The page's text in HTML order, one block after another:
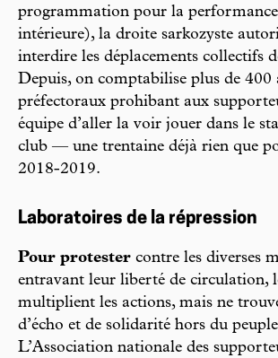
programmation pour la
intérieure), la droite sarkozyste
interdire les déplacements collectifs
Depuis, on comptabilise plus de 400
préfectoraux prohibant aux
équipe d’aller la voir jouer dans le
club — une trentaine déjà rien que
2018-2019.
Laboratoires de la répression
Pour protester contre les diverses
entravant leur liberté de circulation,
multiplient les actions, mais ne
d’écho et de solidarité hors du
L’Association nationale des